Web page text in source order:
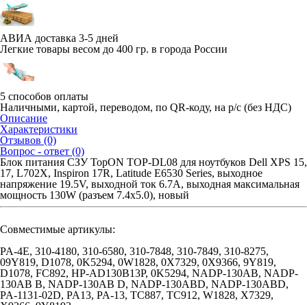
АВИА доставка 3-5 дней
Легкие товары весом до 400 гр. в города России
5 способов оплаты
Наличными, картой, переводом, по QR-коду, на р/с (без НДС)
Описание
Характеристики
Отзывов (0)
Вопрос - ответ (0)
Блок питания СЗУ TopON TOP-DL08 для ноутбуков Dell XPS 15,
17, L702X, Inspiron 17R, Latitude E6530 Series, выходное
напряжение 19.5V, выходной ток 6.7A, выходная максимальная
мощность 130W (разъем 7.4x5.0), новый
Совместимые артикулы:
PA-4E, 310-4180, 310-6580, 310-7848, 310-7849, 310-8275,
09Y819, D1078, 0K5294, 0W1828, 0X7329, 0X9366, 9Y819,
D1078, FC892, HP-AD130B13P, 0K5294, NADP-130AB, NADP-
130AB B, NADP-130AB D, NADP-130ABD, NADP-130ABD,
PA-1131-02D, PA13, PA-13, TC887, TC912, W1828, X7329,